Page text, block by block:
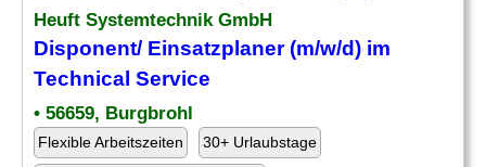
Heuft Systemtechnik GmbH
Disponent/ Einsatzplaner (m/w/d) im
Technical Service
• 56659, Burgbrohl
Flexible Arbeitszeiten 30+ Urlaubstage